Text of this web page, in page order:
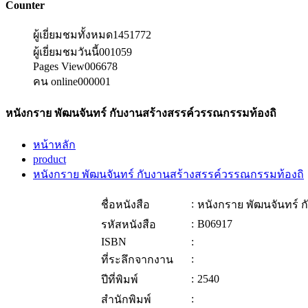
Counter
ผู้เยี่ยมชมทั้งหมด1451772
ผู้เยี่ยมชมวันนี้001059
Pages View006678
คน online000001
หนังกราย พัฒนจันทร์ กับงานสร้างสรรค์วรรณกรรมท้องถิ
หน้าหลัก
product
หนังกราย พัฒนจันทร์ กับงานสร้างสรรค์วรรณกรรมท้องถิ
ชื่อหนังสือ : หนังกราย พัฒนจันทร์
รหัสหนังสือ
: B06917
ISBN
:
ที่ระลึกจากงาน
:
ปีที่พิมพ์
: 2540
สำนักพิมพ์
: